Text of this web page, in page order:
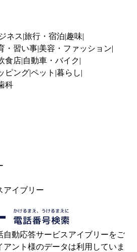
ネス 旅行・宿泊 趣味
・習い事 美容・ファッション
食店 自動車・バイク
ピングペット 暮らし
科
アイブリー
動応答サービスアイブリーをご
ント様のデータは利用していま